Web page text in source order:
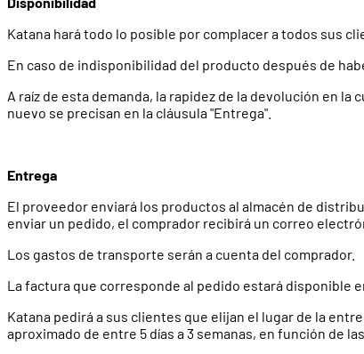
Katana hará todo lo posible por complacer a todos sus
En caso de indisponibilidad del producto después de
A raíz de esta demanda, la rapidez de la devolución en
nuevo se precisan en la cláusula "Entrega".
Entrega
El proveedor enviará los productos al almacén de
enviar un pedido, el comprador recibirá un correo
Los gastos de transporte serán a cuenta del comprador.
La factura que corresponde al pedido estará disponible
Katana pedirá a sus clientes que elijan el lugar de la
aproximado de entre 5 días a 3 semanas, en función de